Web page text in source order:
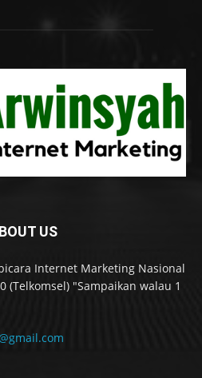
US
Internet Marketing Nasional
(Telkomsel) "Sampaikan walau 1